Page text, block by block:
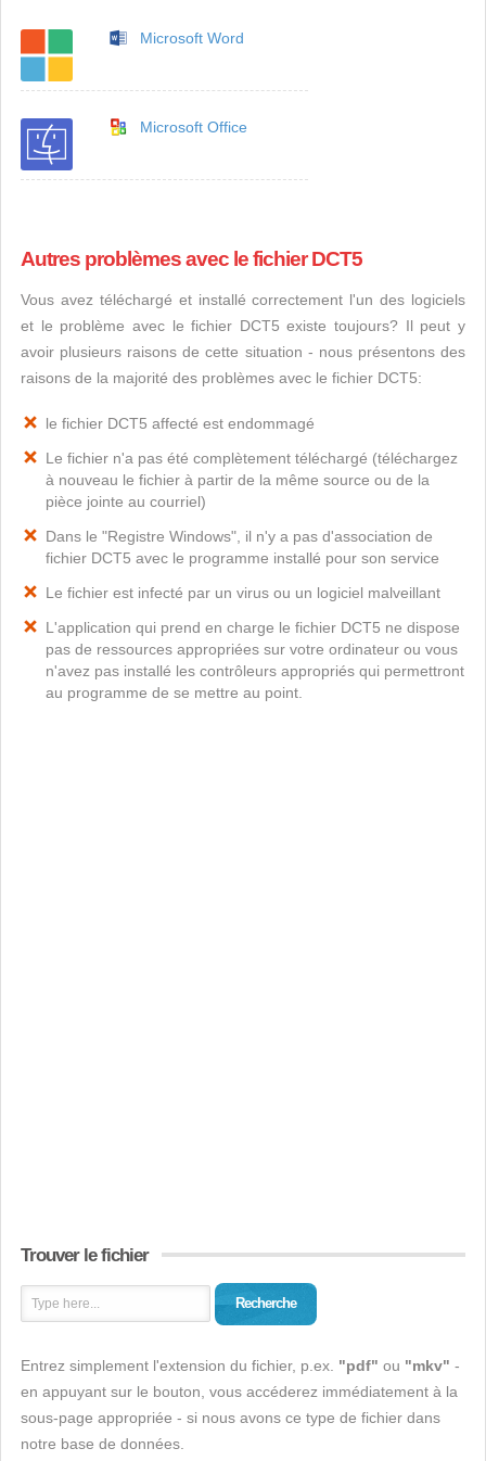
Microsoft Word
Microsoft Office
Autres problèmes avec le fichier DCT5
Vous avez téléchargé et installé correctement l'un des logiciels
et le problème avec le fichier DCT5 existe toujours? Il peut y
avoir plusieurs raisons de cette situation - nous présentons des
raisons de la majorité des problèmes avec le fichier DCT5:
le fichier DCT5 affecté est endommagé
Le fichier n'a pas été complètement téléchargé (téléchargez
à nouveau le fichier à partir de la même source ou de la
pièce jointe au courriel)
Dans le "Registre Windows", il n'y a pas d'association de
fichier DCT5 avec le programme installé pour son service
Le fichier est infecté par un virus ou un logiciel malveillant
L'application qui prend en charge le fichier DCT5 ne dispose
pas de ressources appropriées sur votre ordinateur ou vous
n'avez pas installé les contrôleurs appropriés qui permettront
au programme de se mettre au point.
Trouver le fichier
Recherche
Entrez simplement l'extension du fichier, p.ex. "pdf" ou "mkv" -
en appuyant sur le bouton, vous accéderez immédiatement à la
sous-page appropriée - si nous avons ce type de fichier dans
notre base de données.